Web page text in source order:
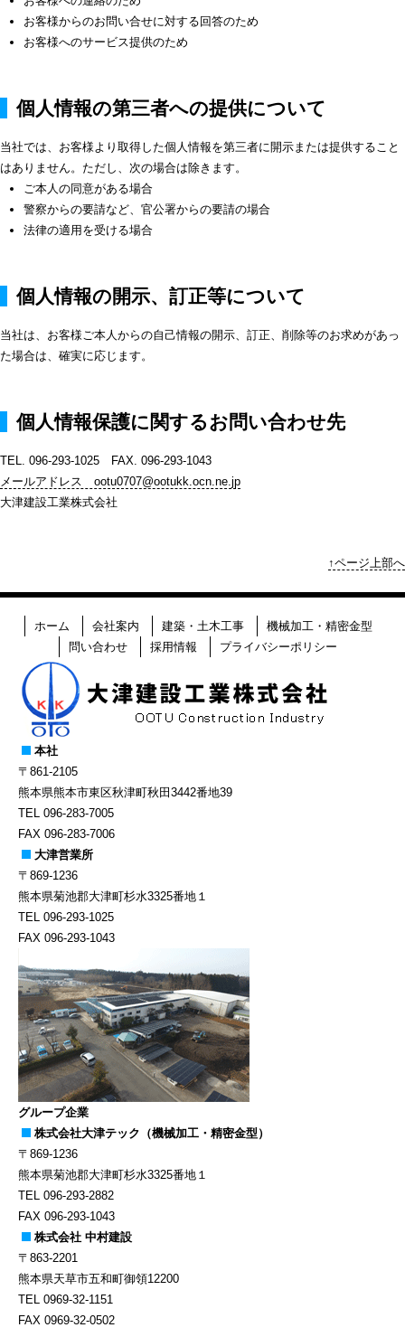
お客様からのお問い合せに対する回答のため
お客様へのサービス提供のため
個人情報の第三者への提供について
当社では、お客様より取得した個人情報を第三者に開示または提供すること
はありません。ただし、次の場合は除きます。
ご本人の同意がある場合
警察からの要請など、官公署からの要請の場合
法律の適用を受ける場合
個人情報の開示、訂正等について
当社は、お客様ご本人からの自己情報の開示、訂正、削除等のお求めがあっ
た場合は、確実に応じます。
個人情報保護に関するお問い合わせ先
TEL. 096-293-1025 FAX. 096-293-1043
メールアドレス ootu0707@ootukk.ocn.ne.jp
大津建設工業株式会社
↑ページ上部へ
ホーム 会社案内 建築・土木工事
機械加工・精密金型
問い合わせ
採用情報 プライバシーポリシー
本社
〒861-2105
熊本県熊本市東区秋津町秋田3442番地39
TEL 096-283-7005
FAX 096-283-7006
大津営業所
〒869-1236
熊本県菊池郡大津町杉水3325番地１
TEL 096-293-1025
FAX 096-293-1043
グループ企業
株式会社大津テック（機械加工・精密金型）
〒869-1236
熊本県菊池郡大津町杉水3325番地１
TEL 096-293-2882
FAX 096-293-1043
株式会社 中村建設
〒863-2201
熊本県天草市五和町御領12200
TEL 0969-32-1151
FAX 0969-32-0502